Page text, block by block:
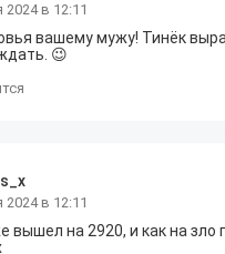
2024 в 12:11
вашему мужу! Тинëк
😉
2024 в 12:11
вышел на 2920, и как на зло